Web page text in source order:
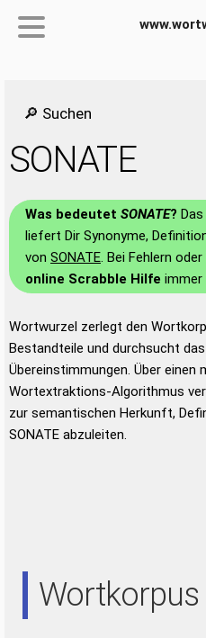
🔎 Suchen
SONATE
Was bedeutet SONATE?
liefert Dir Synonyme,
von SONATE. Bei Fehlern
online Scrabble Hilfe immer
Wortwurzel zerlegt den
Bestandteile und durchsucht
Übereinstimmungen. Über einen
Wortextraktions-Algorithmus
zur semantischen Herkunft,
SONATE abzuleiten.
Wortkorpus